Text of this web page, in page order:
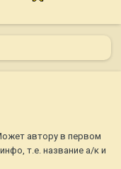
автору в первом
т.е. название а/к и